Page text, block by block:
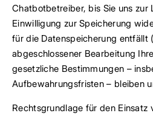
Chatbotbetreiber, bis Sie uns zur
Einwilligung zur Speicherung
für die Datenspeicherung entfällt
abgeschlossener Bearbeitung
gesetzliche Bestimmungen –
Aufbewahrungsfristen – bleiben
Rechtsgrundlage für den